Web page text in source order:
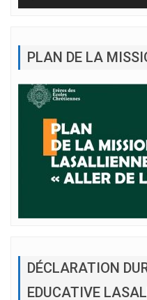
PLAN DE LA
DÉCLARATION
EDUCATIVE